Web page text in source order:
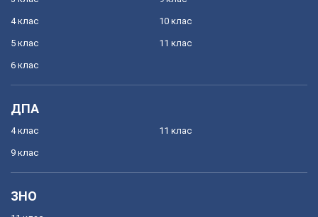
4 клас
5 клас
6 клас
10 клас
11 клас
ДПА
4 клас
9 клас
11 клас
ЗНО